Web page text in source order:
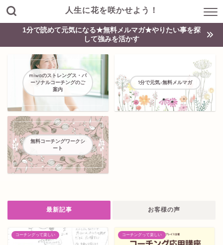
人生に花を咲かせよう！
1分で読めて元気になる★無料メルマガ★やりたい事を探
して強みを活かす
miwaのストレングス・パ
ーソナルコーチングのご
案内
1分で元気♪無料メルマガ
無料コーチングワークシ
ート
最新記事 お客様の声
コーチングって楽しい コーチングって楽しい